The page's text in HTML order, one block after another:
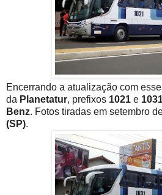
Encerrando a atualização com
da Planetatur, prefixos 1021 e
Benz. Fotos tiradas em setembro
(SP).